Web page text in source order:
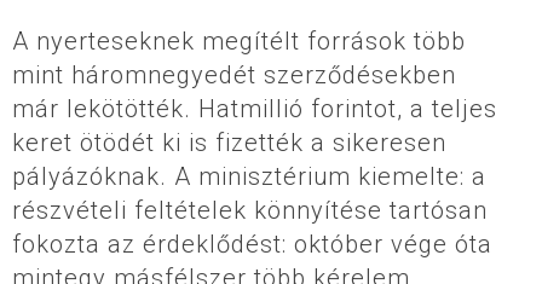
A nyerteseknek megítélt források több
mint háromnegyedét szerződésekben
már lekötötték. Hatmillió forintot, a teljes
keret ötödét ki is fizették a sikeresen
pályázóknak. A minisztérium kiemelte: a
részvételi feltételek könnyítése tartósan
fokozta az érdeklődést: október vége óta